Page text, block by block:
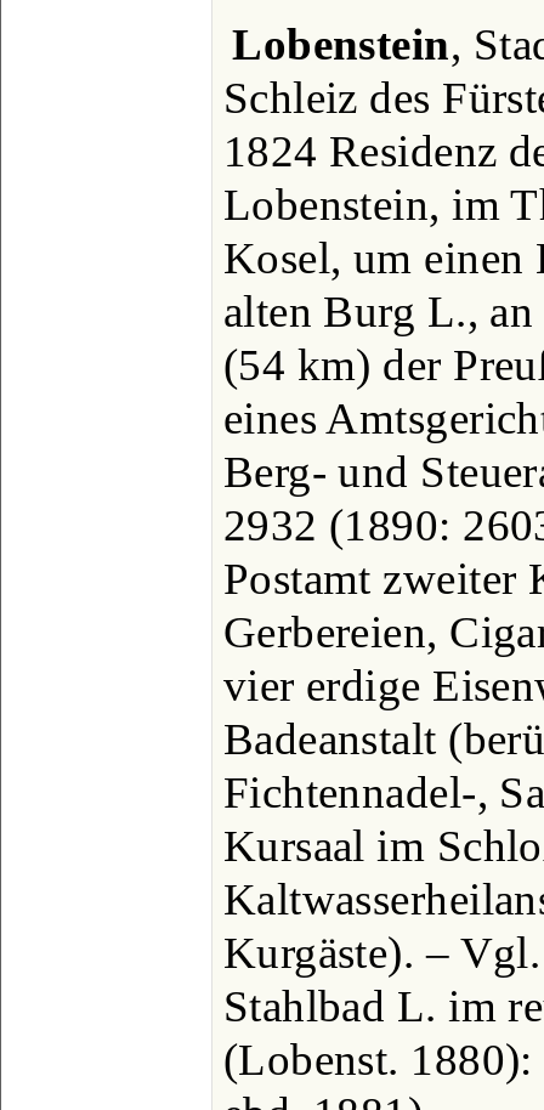
Lobenstein,
Schleiz des
1824 Residenz
Lobenstein, im
Kosel, um einen
alten Burg L.,
(54 km) der
eines
Berg- und
2932 (1890:
Postamt zweiter
Gerbereien,
vier erdige
Badeanstalt
Fichtennadel-,
Kursaal im
Kurgäste). –
Stahlbad L. im
(Lobenst.